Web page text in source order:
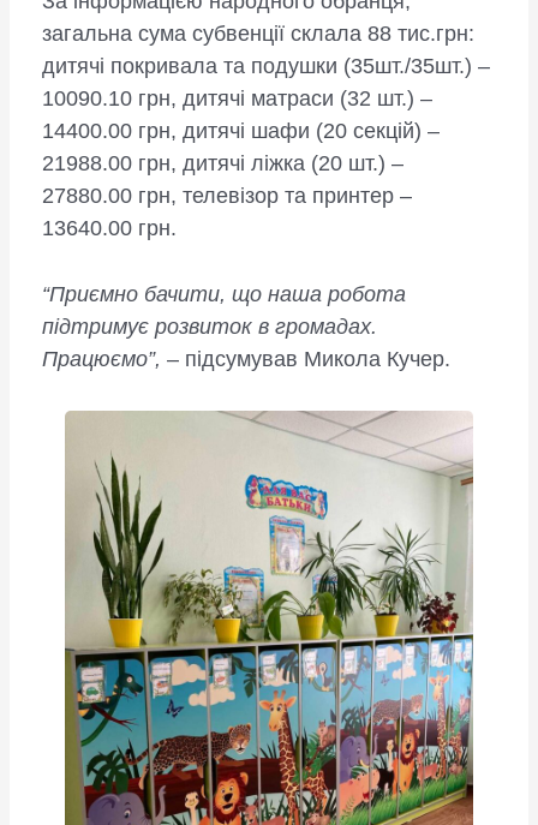
загальна сума субвенції склала 88 тис.грн:
дитячі покривала та подушки (35шт./35шт.) –
10090.10 грн, дитячі матраси (32 шт.) –
14400.00 грн, дитячі шафи (20 секцій) –
21988.00 грн, дитячі ліжка (20 шт.) –
27880.00 грн, телевізор та принтер –
13640.00 грн.
“Приємно бачити, що наша робота
підтримує розвиток в громадах.
Працюємо”, – підсумував Микола Кучер.